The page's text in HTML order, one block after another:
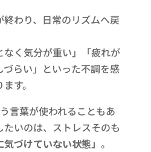
わり、日常のリズムへ戻
なく気分が重い」「疲れが
らい」といった不調を感
す。
言葉が使われることもあ
いのは、ストレスそのも
気づけていない状態」 。